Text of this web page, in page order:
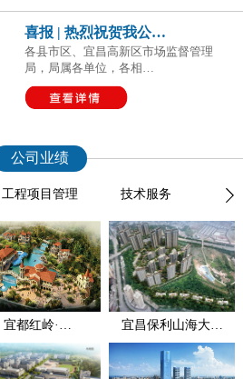
喜报 | 热烈祝贺我公…
各县市区、宜昌高新区市场监督管理
局，局属各单位，各相…
公司业绩
工程项目管理 技术服务 造
宜都红岭·… 宜昌保利山海大…